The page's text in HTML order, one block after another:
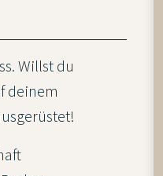
Willst du
deinem